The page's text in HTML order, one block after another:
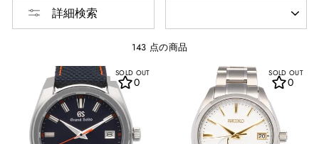
詳細検索
替
143 点の商品
SOLD OUT
0
SOLD OUT
0